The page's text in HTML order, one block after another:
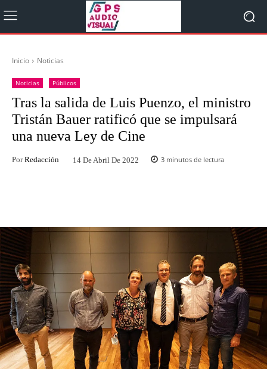
Inicio Noticias
Noticias Públicos
Tras la salida de Luis Puenzo, el ministro
Tristán Bauer ratificó que se impulsará
una nueva Ley de Cine
Por Redacción 14 De Abril De 2022 3 minutos de lectura